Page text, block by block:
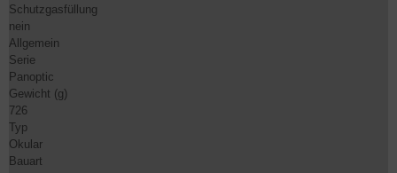
Schutzgasfüllung
nein
Allgemein
Serie
Panoptic
Gewicht (g)
726
Typ
Okular
Bauart